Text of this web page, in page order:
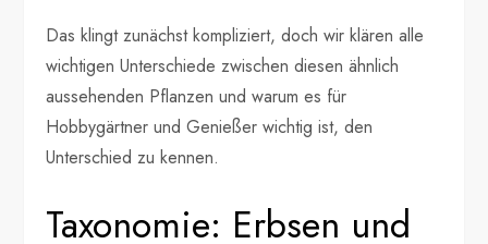
Das klingt zunächst kompliziert, doch wir klären alle
wichtigen Unterschiede zwischen diesen ähnlich
aussehenden Pflanzen und warum es für
Hobbygärtner und Genießer wichtig ist, den
Unterschied zu kennen.
Taxonomie: Erbsen und